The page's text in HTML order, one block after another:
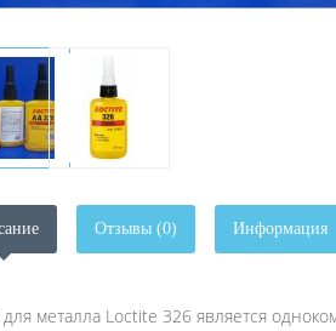
Отзывы (0) Информация
металла Loctite 326 является